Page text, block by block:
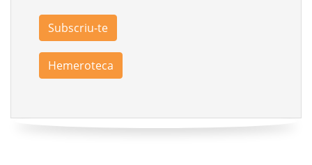
Subscriu-te
Hemeroteca